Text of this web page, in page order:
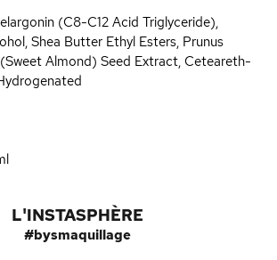
(C8-C12 Acid Triglyceride),
Shea Butter Ethyl Esters, Prunus
Almond) Seed Extract, Ceteareth-
L'INSTASPHÈRE
#bysmaquillage